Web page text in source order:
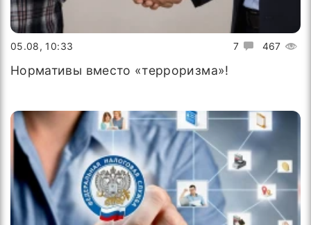
7 467
05.08, 10:33
Нормативы вместо «терроризма»!